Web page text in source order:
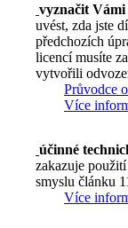
vyznačit Vámi
uvést, zda jste
předchozích
licencí musíte
vytvořili
Průvodce
Více
účinné
zakazuje
smyslu článku
Více